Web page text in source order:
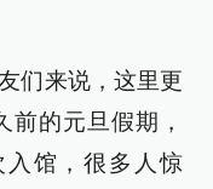
们来说，这里更
前的元旦假期，
馆，很多人惊